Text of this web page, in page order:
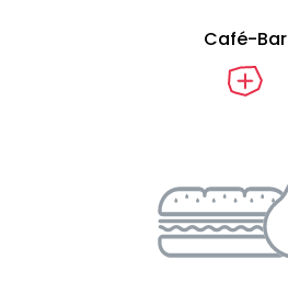
Café-Bar